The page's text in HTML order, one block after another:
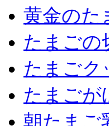
黄金のた
たまごの
たまごク
たまごが
朝たまご